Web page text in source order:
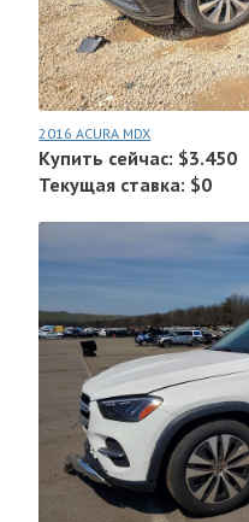
2016 ACURA MDX
Купить сейчас: $3.450
Текущая ставка: $0